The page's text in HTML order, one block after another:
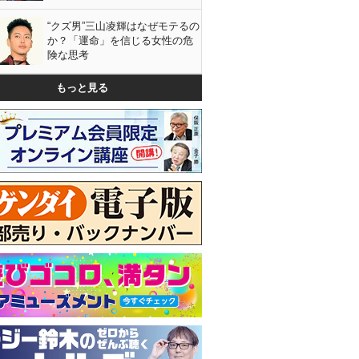
“クズ男”三山凌輝はなぜモテるの
か？「運命」を信じる女性の危
険な思考
もっと見る